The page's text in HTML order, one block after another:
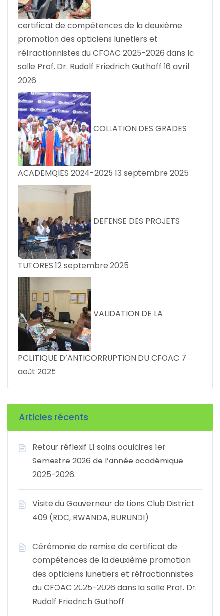
certificat de compétences de la deuxième
promotion des opticiens lunetiers et
réfractionnistes du CFOAC 2025-2026 dans la
salle Prof. Dr. Rudolf Friedrich Guthoff 16 avril
2026
COLLATION DES GRADES
ACADEMQIES 2024-2025 13 septembre 2025
DEFENSE DES PROJETS
TUTORES 12 septembre 2025
VALIDATION DE LA
POLITIQUE D’ANTICORRUPTION DU CFOAC 7
août 2025
Articles récents
Retour réflexif L1 soins oculaires 1er
Semestre 2026 de l’année académique
2025-2026.
Visite du Gouverneur de Lions Club District
409 (RDC, RWANDA, BURUNDI)
Cérémonie de remise de certificat de
compétences de la deuxième promotion
des opticiens lunetiers et réfractionnistes
du CFOAC 2025-2026 dans la salle Prof. Dr.
Rudolf Friedrich Guthoff